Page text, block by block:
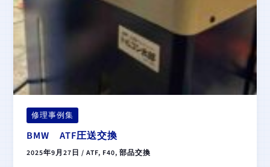
修理事例集
BMW ATF圧送交換
2025年9月27日/ATF, F40,部品交換